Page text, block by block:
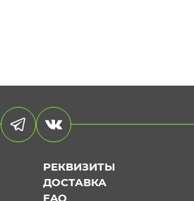
РЕКВИЗИТЫ
ДОСТАВКА
FAQ